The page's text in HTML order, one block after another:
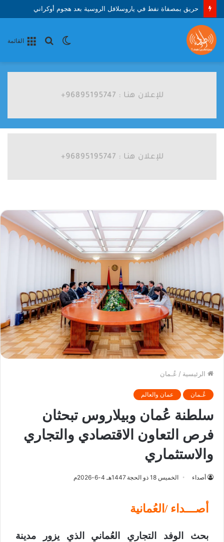
حريق بمصفاة نفط في ياروسلافل الروسية بعد هجوم أوكراني
القائمة
بحث الوضع
الرئيسية / عُـمان
عُـمان عمان والعالم
سلطنة عُمان وبيلاروس تبحثان
فرص التعاون الاقتصادي والتجاري
والاستثماري
أصداء الخميس 18 ذو الحجة 1447هـ 4-6-2026م
أصـــداء /العُمانية
بحث الوفد التجاري العُماني الذي يزور مدينة